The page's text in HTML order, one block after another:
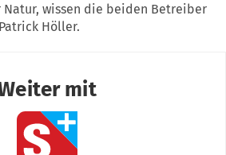
Natur, wissen die beiden Betreiber
Höller.